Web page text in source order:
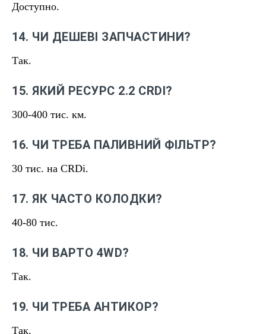
Доступно.
14. ЧИ ДЕШЕВІ ЗАПЧАСТИНИ?
Так.
15. ЯКИЙ РЕСУРС 2.2 CRDI?
300-400 тис. км.
16. ЧИ ТРЕБА ПАЛИВНИЙ ФІЛЬТР?
30 тис. на CRDi.
17. ЯК ЧАСТО КОЛОДКИ?
40-80 тис.
18. ЧИ ВАРТО 4WD?
Так.
19. ЧИ ТРЕБА АНТИКОР?
Так.